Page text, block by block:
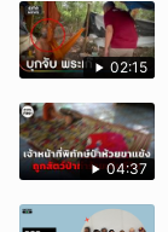
02:15
04:37